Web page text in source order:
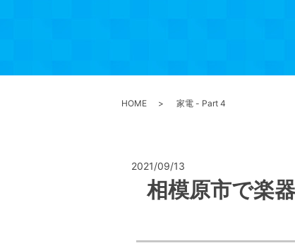
HOME 家電 - Part 4
2021/09/13
相模原市で楽